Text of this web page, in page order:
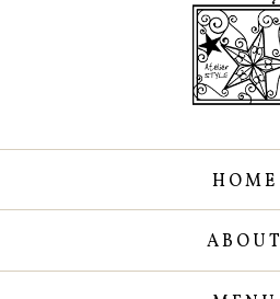
HOME
ABOUT